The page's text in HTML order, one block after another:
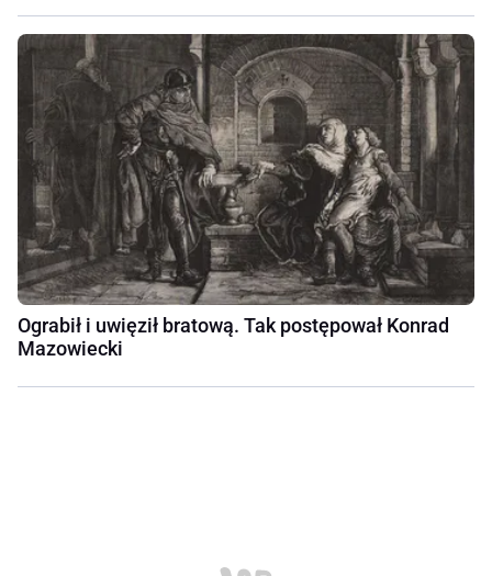
Ograbił i uwięził bratową. Tak postępował Konrad
Mazowiecki